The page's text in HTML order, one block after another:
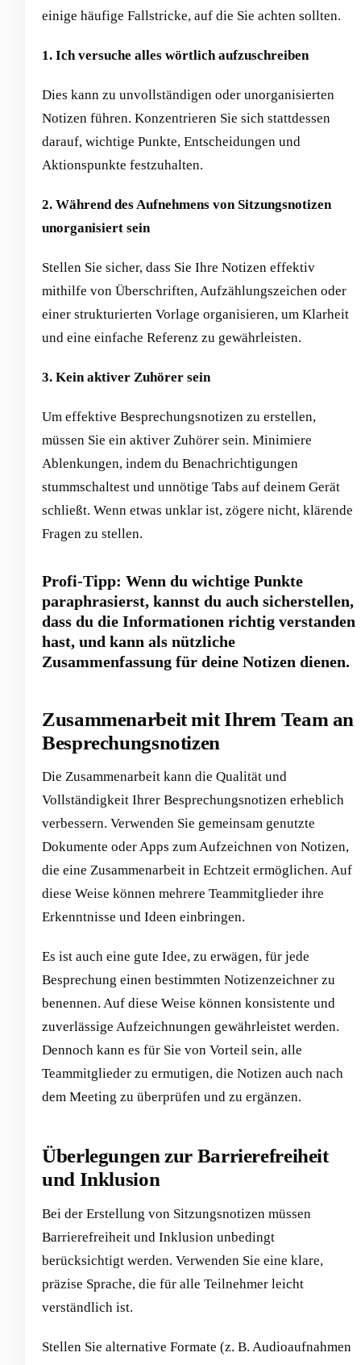
einige häufige Fallstricke, auf die Sie achten sollten.
1. Ich versuche alles wörtlich aufzuschreiben
Dies kann zu unvollständigen oder unorganisierten
Notizen führen. Konzentrieren Sie sich stattdessen
darauf, wichtige Punkte, Entscheidungen und
Aktionspunkte festzuhalten.
2. Während des Aufnehmens von Sitzungsnotizen
unorganisiert sein
Stellen Sie sicher, dass Sie Ihre Notizen effektiv
mithilfe von Überschriften, Aufzählungszeichen oder
einer strukturierten Vorlage organisieren, um Klarheit
und eine einfache Referenz zu gewährleisten.
3. Kein aktiver Zuhörer sein
Um effektive Besprechungsnotizen zu erstellen,
müssen Sie ein aktiver Zuhörer sein. Minimiere
Ablenkungen, indem du Benachrichtigungen
stummschaltest und unnötige Tabs auf deinem Gerät
schließt. Wenn etwas unklar ist, zögere nicht, klärende
Fragen zu stellen.
Profi-Tipp: Wenn du wichtige Punkte
paraphrasierst, kannst du auch sicherstellen,
dass du die Informationen richtig verstanden
hast, und kann als nützliche
Zusammenfassung für deine Notizen dienen.
Zusammenarbeit mit Ihrem Team an
Besprechungsnotizen
Die Zusammenarbeit kann die Qualität und
Vollständigkeit Ihrer Besprechungsnotizen erheblich
verbessern. Verwenden Sie gemeinsam genutzte
Dokumente oder Apps zum Aufzeichnen von Notizen,
die eine Zusammenarbeit in Echtzeit ermöglichen. Auf
diese Weise können mehrere Teammitglieder ihre
Erkenntnisse und Ideen einbringen.
Es ist auch eine gute Idee, zu erwägen, für jede
Besprechung einen bestimmten Notizenzeichner zu
benennen. Auf diese Weise können konsistente und
zuverlässige Aufzeichnungen gewährleistet werden.
Dennoch kann es für Sie von Vorteil sein, alle
Teammitglieder zu ermutigen, die Notizen auch nach
dem Meeting zu überprüfen und zu ergänzen.
Überlegungen zur Barrierefreiheit
und Inklusion
Bei der Erstellung von Sitzungsnotizen müssen
Barrierefreiheit und Inklusion unbedingt
berücksichtigt werden. Verwenden Sie eine klare,
präzise Sprache, die für alle Teilnehmer leicht
verständlich ist.
Stellen Sie alternative Formate (z. B. Audioaufnahmen